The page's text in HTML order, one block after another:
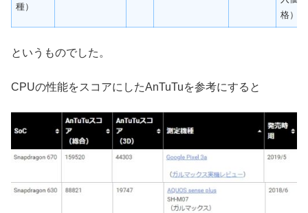
種）
格）
というものでした。
CPUの性能をスコアにしたAnTuTuを参考にすると